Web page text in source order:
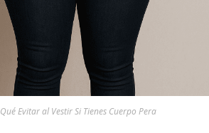
Qué Evitar al Vestir Si Tienes Cuerpo Pera